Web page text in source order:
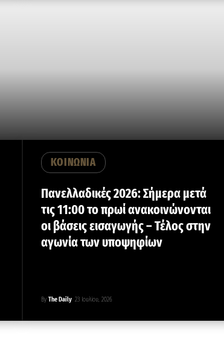
ΚΟΙΝΩΝΙΑ
Πανελλαδικές 2026: Σήμερα μετά
τις 11:00 το πρωί ανακοινώνονται
οι βάσεις εισαγωγής – Τέλος στην
αγωνία των υποψηφίων
By The Daily 23 Ιουλίου, 2026